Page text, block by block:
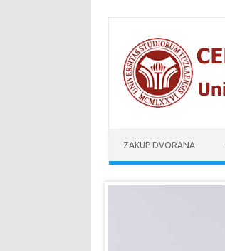
ZAKUP DVORANA